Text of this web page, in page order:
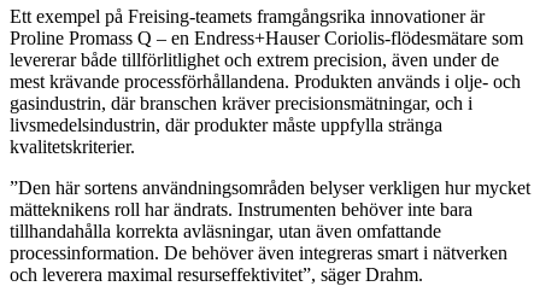
Ett exempel på Freising-teamets framgångsrika innovationer är
Proline Promass Q – en Endress+Hauser Coriolis-flödesmätare som
levererar både tillförlitlighet och extrem precision, även under de
mest krävande processförhållandena. Produkten används i olje- och
gasindustrin, där branschen kräver precisionsmätningar, och i
livsmedelsindustrin, där produkter måste uppfylla stränga
kvalitetskriterier.
”Den här sortens användningsområden belyser verkligen hur mycket
mätteknikens roll har ändrats. Instrumenten behöver inte bara
tillhandahålla korrekta avläsningar, utan även omfattande
processinformation. De behöver även integreras smart i nätverken
och leverera maximal resurseffektivitet”, säger Drahm.